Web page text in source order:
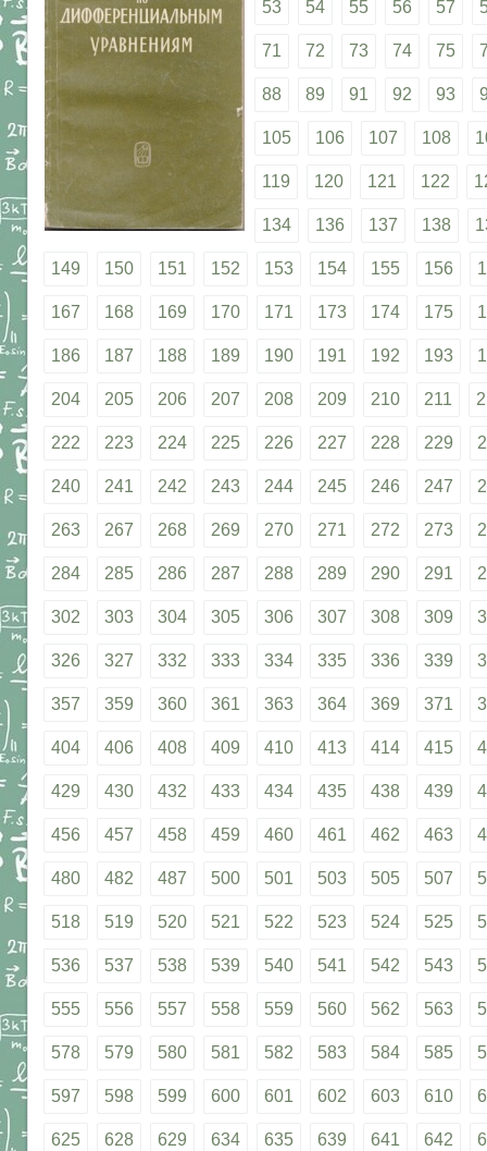
53 54 55 56 57
71 72 73 74 75
88 89 91 92 93
105 106 107 108
119 120 121 122
134 136 137 138
149 150 151 152 153 154 155 156
167 168 169 170 171 173 174 175
186 187 188 189 190 191 192 193
204 205 206 207 208 209 210 211
222 223 224 225 226 227 228 229
240 241 242 243 244 245 246 247
263 267 268 269 270 271 272 273
284 285 286 287 288 289 290 291
302 303 304 305 306 307 308 309
326 327 332 333 334 335 336 339
357 359 360 361 363 364 369 371
404 406 408 409 410 413 414 415
429 430 432 433 434 435 438 439
456 457 458 459 460 461 462 463
480 482 487 500 501 503 505 507
518 519 520 521 522 523 524 525
536 537 538 539 540 541 542 543
555 556 557 558 559 560 562 563
578 579 580 581 582 583 584 585
597 598 599 600 601 602 603 610
625 628 629 634 635 639 641 642